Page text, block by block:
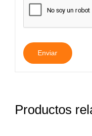
Productos